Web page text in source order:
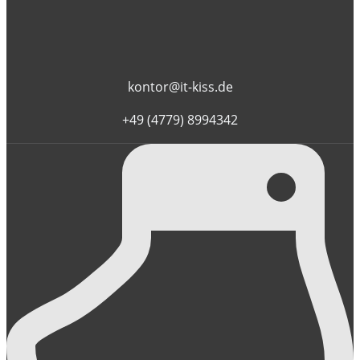
kontor@it-kiss.de
+49 (4779) 8994342